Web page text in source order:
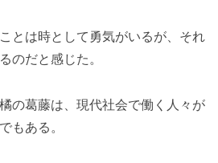
とは時として勇気がいるが、それ
のだと感じた。
の葛藤は、現代社会で働く人々が
もある。